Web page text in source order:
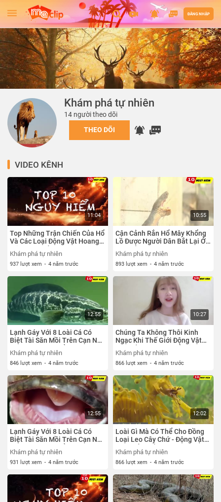
ĐĂNG NHẬP
Khám phá tự nhiên
14 người theo dõi
THEO DÕI
VIDEO KÊNH
11:04
Top Những Trận Chiến Của Hổ
Và Các Loại Động Vật Hoang
Khám phá tự nhiên
937 lượt xem - 4 năm trước
10:55
Cận Cảnh Rắn Hổ Mây Khổng
Lồ Được Người Dân Bắt Lại Ở
Khám phá tự nhiên
893 lượt xem - 4 năm trước
12:55
Lạnh Gáy Với 8 Loài Cá Có
Biệt Tài Săn Mồi Trên Cạn Này
- Top 10 Nguy Hiểm
Khám phá tự nhiên
846 lượt xem - 4 năm trước
10:27
Chúng Ta Không Thôi Kinh
Ngạc Khi Thế Giới Động Vật
Có Nhiều Sự Thật Nổ Não
Khám phá tự nhiên
866 lượt xem - 4 năm trước
12:55
Lạnh Gáy Với 8 Loài Cá Có
Biệt Tài Săn Mồi Trên Cạn Này
- Top 10 Nguy Hiểm
Khám phá tự nhiên
931 lượt xem - 4 năm trước
12:02
Loài Gì Mà Có Thể Cho Đồng
Loại Leo Cây Chứ - Động Vật
Quái Gở Nhất Hành Tinh
Khám phá tự nhiên
866 lượt xem - 4 năm trước